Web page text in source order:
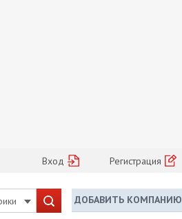
Вход Регистрация
ДОБАВИТЬ КОМПАНИЮ